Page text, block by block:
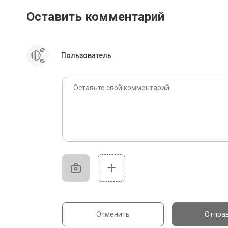
Оставить комментарий
Пользователь
Отменить